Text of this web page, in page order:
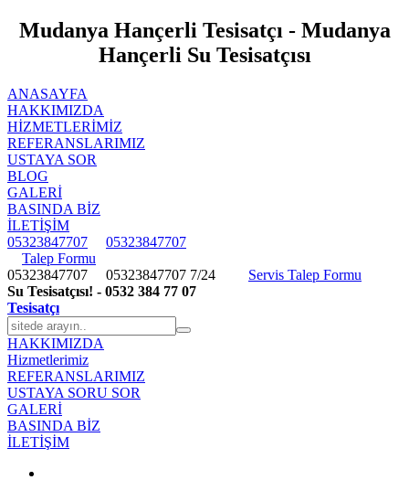
Mudanya Hançerli Tesisatçı - Mudanya
Hançerli Su Tesisatçısı
ANASAYFA
HAKKIMIZDA
HIZMETLERIMIZ
REFERANSLARIMIZ
USTAYA SOR
BLOG
GALERİ
BASINDA BİZ
İLETİŞİM
05323847707
05323847707
Talep Formu
05323847707 05323847707 7/24
Servis Talep Formu
Su Tesisatçısı! - 0532 384 77 07
Tesisatçı
HAKKIMIZDA
Hizmetlerimiz
REFERANSLARIMIZ
USTAYA SORU SOR
GALERİ
BASINDA BİZ
İLETİŞİM